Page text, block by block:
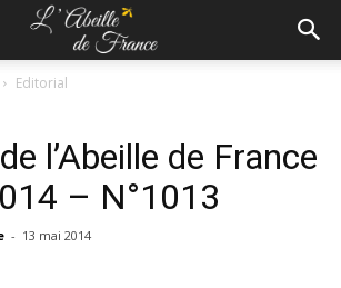
Editorial
l’Abeille de France
– N°1013
- 13 mai 2014